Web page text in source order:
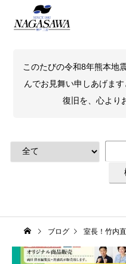
このたびの令和8年熊本地
んでお見舞い申しあげま
復旧を、心より
ブログ 室長！竹内